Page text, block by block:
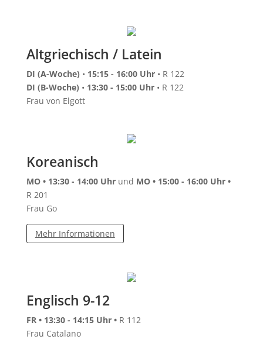
Altgriechisch / Latein
DI (A-Woche) • 15:15 - 16:00 Uhr• R 122
DI (B-Woche) • 13:30 - 15:00 Uhr• R 122
Frau von Elgott
Koreanisch
MO • 13:30 - 14:00 Uhrund MO • 15:00 - 16:00 Uhr •
R 201
Frau Go
Mehr Informationen
Englisch 9-12
FR • 13:30 - 14:15 Uhr • R 112
Frau Catalano